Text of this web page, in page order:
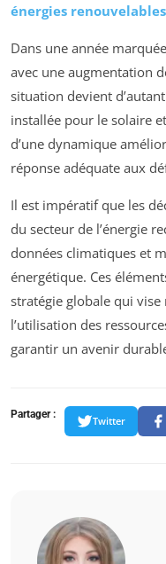
énergies renouvelables
Dans une année
avec une augmentation
situation devient
installée pour le solaire
d’une dynamique
réponse adéquate aux
Il est impératif que les
du secteur de l’énergie
données climatiques et
énergétique. Ces
stratégie globale qui
l’utilisation des
garantir un avenir
Partager :
Twitter